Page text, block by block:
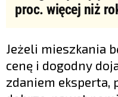
proc. więcej niż
Jeżeli mieszkania
cenę i dogodny
zdaniem eksperta,